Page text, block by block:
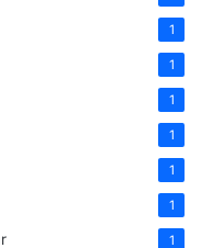
1
1
1
1
1
1
1